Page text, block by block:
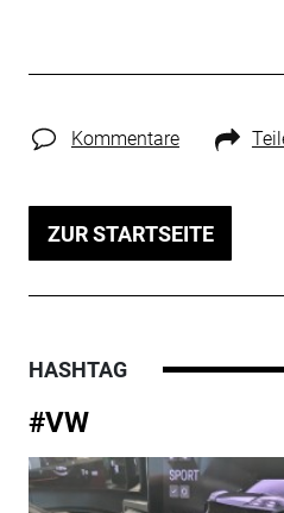
Kommentare
ZUR STARTSEITE
HASHTAG
#VW